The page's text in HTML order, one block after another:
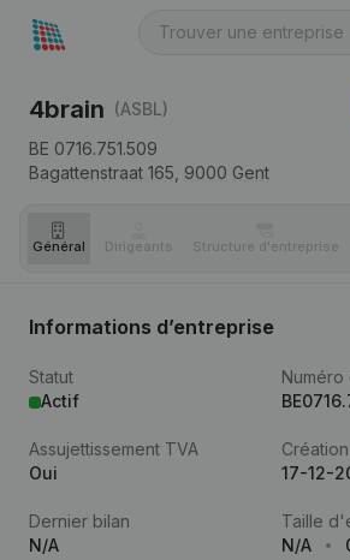
4brain (ASBL)
BE 0716.751.509
Bagattenstraat 165, 9000 Gent
Général Dirigeants Structure d'entreprise
Informations d’entreprise
Statut
Actif
Numéro
Assujettissement TVA
Oui
Création
17-12-
Dernier bilan
N/A
Taille
N/A